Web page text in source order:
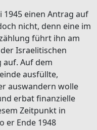
1945 einen Antrag auf
nicht, denn eine im
führt ihn am
Israelitischen
Auf dem
ausfüllte,
auswandern wolle
erbat finanzielle
Zeitpunkt in
er Ende 1948